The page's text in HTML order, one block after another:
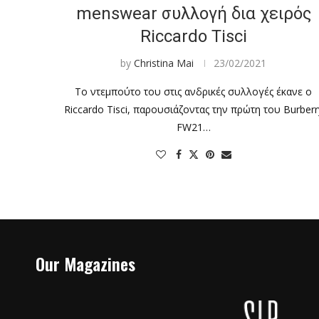
menswear συλλογή δια χειρός
Riccardo Tisci
byChristina Mai 23/02/2021
Το ντεμπούτο του στις ανδρικές συλλογές έκανε ο
Riccardo Tisci, παρουσιάζοντας την πρώτη του
FW21…
Our Magazines